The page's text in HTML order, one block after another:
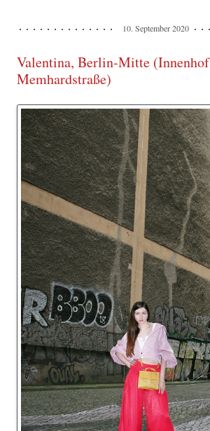
10. September 2020
Valentina, Berlin-Mitte (Innenhof
Memhardstraße)